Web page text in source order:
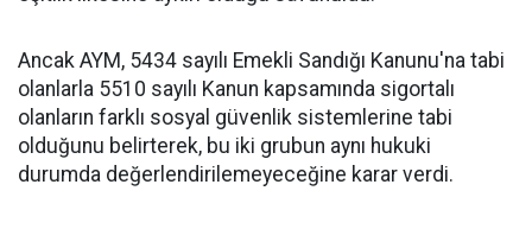
Ancak AYM, 5434 sayılı Emekli Sandığı Kanunu'na tabi
olanlarla 5510 sayılı Kanun kapsamında sigortalı
olanların farklı sosyal güvenlik sistemlerine tabi
olduğunu belirterek, bu iki grubun aynı hukuki
durumda değerlendirilemeyeceğine karar verdi.